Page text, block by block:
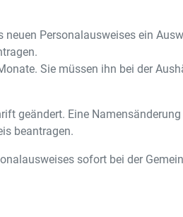
Personalausweises ein
Sie müssen ihn bei der
geändert. Eine
beantragen.
sofort bei der